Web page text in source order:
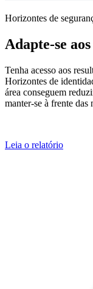
Horizontes de
Adapte-se
Tenha acesso aos
Horizontes de
área conseguem
manter-se à frente das
Leia o relatório